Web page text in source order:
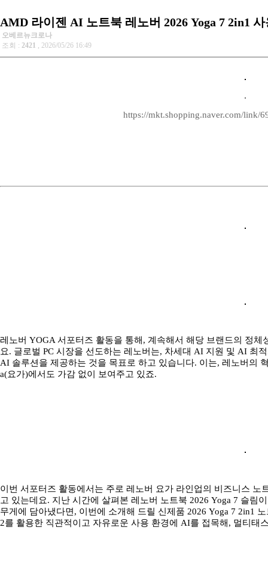
AMD 라이젠 AI 노트북 레노버 2026 Yoga 7 2in1
오베르뉴크로나
조회 : 2421 , 2026/05/26 16:49
https://mkt.shopping.naver.com/link/
레노버 YOGA 서포터즈 활동을 통해, 계속해서 해당 브랜드의 정
요. 글로벌 PC 시장을 선도하는 레노버는, 차세대 AI 지원 및 AI 최
AI 솔루션을 제공하는 것을 목표로 하고 있습니다. 이는, 레노버의
a(요가)에서도 가감 없이 보여주고 있죠.
이번 서포터즈 활동에서는 주로 레노버 요가 라인업의 비즈니스
고 있는데요. 지난 시간에 살펴본 레노버 노트북 2026 Yoga 7 슬림
무게에 담아냈다면, 이번에 소개해 드릴 신제품 2026 Yoga 7 2in1
2를 활용한 직관적이고 자유로운 사용 환경에 AI를 접목해, 멀티태